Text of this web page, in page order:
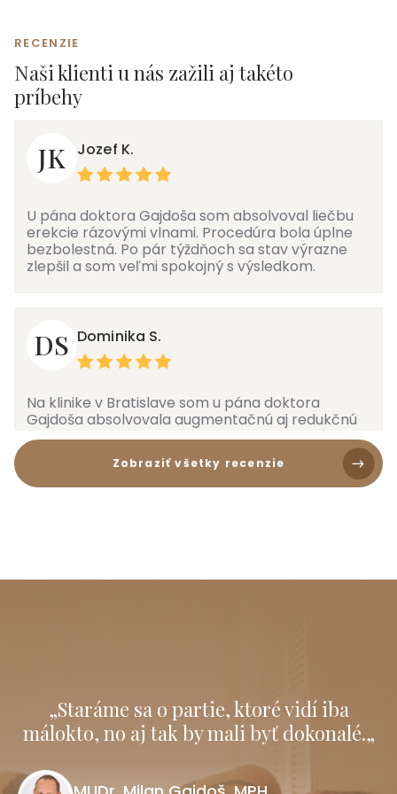
RECENZIE
Naši klienti u nás zažili aj takéto
príbehy
JK Jozef K.
U pána doktora Gajdoša som absolvoval liečbu
erekcie rázovými vlnami. Procedúra bola úplne
bezbolestná. Po pár týždňoch sa stav výrazne
zlepšil a som veľmi spokojný s výsledkom.
DS Dominika S.
Na klinike v Bratislave som u pána doktora
Gajdoša absolvovala augmentačnú aj redukčnú
labioplastiku. Zákrok nebol vôbec bolestivý, takže
odporúčam po každej stránke.
MOMiroslav O.
Bol som príjemne prekvapený prístupom pána
Zobraziť všetky recenzie
„Staráme sa o partie, ktoré vidí iba
málokto, no aj tak by mali byť dokonalé.„